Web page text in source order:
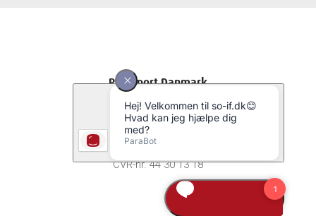
Parasport Danmark
Idrættens Hus
Brøndby Stadion 20
2605 Brøndby
E-mail:
CVR-nr. 44 30 13 18